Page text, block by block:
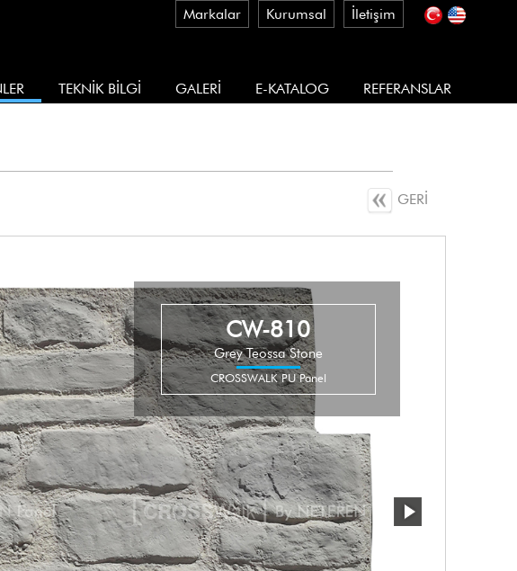
Markalar Kurumsal İletişim
TEKNİK BİLGİ GALERİ E-KATALOG REFERANSLAR
GERİ
CW-810
Grey Teossa Stone
CROSSWALK PU Panel